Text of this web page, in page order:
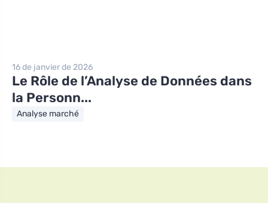
16 de janvier de 2026
Le Rôle de l’Analyse de Données dans
la Personn...
Analyse marché